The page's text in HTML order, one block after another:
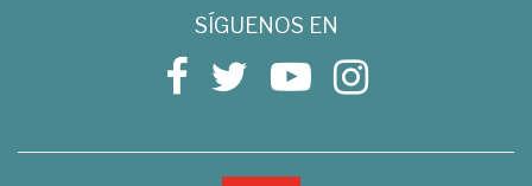
SÍGUENOS EN